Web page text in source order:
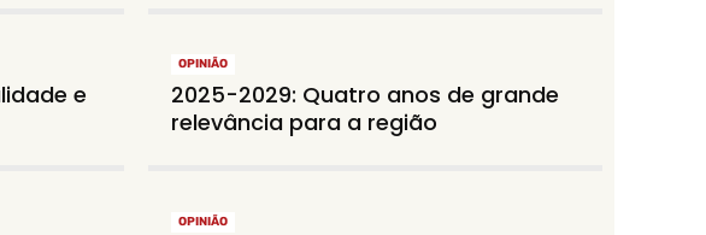
e
OPINIÃO
2025-2029: Quatro anos de grande
relevância para a região
OPINIÃO